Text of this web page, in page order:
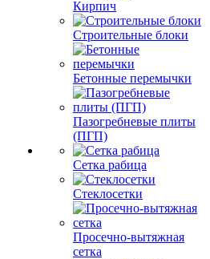
Кирпич
Строительные блоки
Бетонные перемычки
Пазогребневые плиты
(ПГП)
Сетка рабица
Стеклосетки
Просечно-вытяжная
сетка